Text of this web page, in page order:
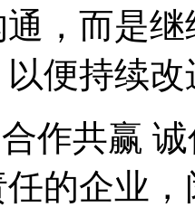
通，而是
便持续
作共赢
的企业